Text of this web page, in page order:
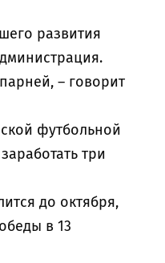
развития
– говорит
футбольной
три
до октября,
в 13